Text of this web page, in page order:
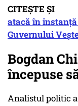
atacă în
Guvernului
Bogdan
începuse
Analistul politic